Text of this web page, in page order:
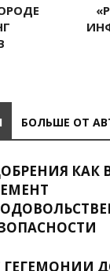
БОЛЬШЕ ОТ
КАК
ГЕГЕМОНИИ